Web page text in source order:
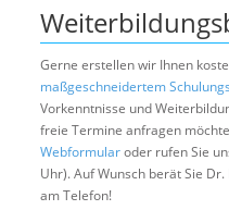
Gerne erstellen wir Ihnen
maßgeschneidertem
Vorkenntnisse und
freie Termine anfragen
Webformularoder rufen Sie
Uhr). Auf Wunsch berät Sie
am Telefon!